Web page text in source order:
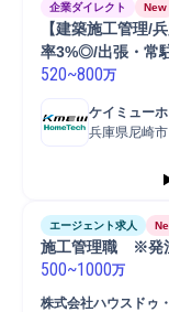
企業ダイレクト New
【建築施工管理/
率3%◎/出張・常
520~800万
ケイミュー
兵庫県尼崎市
エージェント求人
500~1000万
株式会社ハウスドゥ